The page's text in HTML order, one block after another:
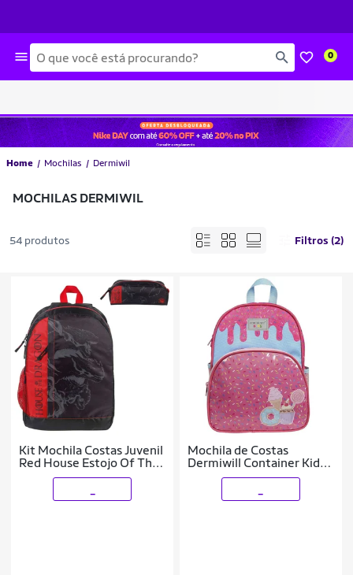
Busca 0
Home Mochilas Dermiwil
MOCHILAS DERMIWIL
54 produtos Filtros (2)
Kit Mochila Costas Juvenil
Red House Estojo Of The
Dragon Escolar Dermiwill
Mochila de Costas
Dermiwill Container Kids
Candies Rosa